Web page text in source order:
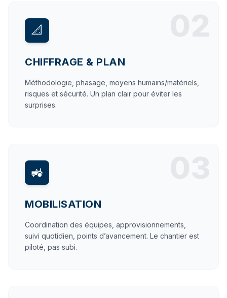
📐
CHIFFRAGE & PLAN
Méthodologie, phasage, moyens humains/matériels,
risques et sécurité. Un plan clair pour éviter les
surprises.
🚜
MOBILISATION
Coordination des équipes, approvisionnements,
suivi quotidien, points d’avancement. Le chantier est
piloté, pas subi.